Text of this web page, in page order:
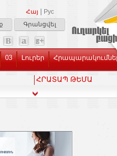
Հայ
Рус
Գրանցվել
03 Լուրեր
ՀՐԱՏԱՊ ԹԵՄԱ